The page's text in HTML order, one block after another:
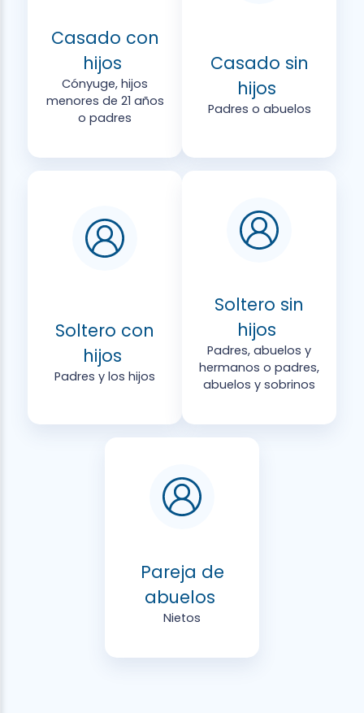
Casado con
hijos
Cónyuge, hijos
menores de 21 años
o padres
Casado sin
hijos
Padres o abuelos
Soltero con
hijos
Padres y los hijos
Soltero sin
hijos
Padres, abuelos y
hermanos o padres,
abuelos y sobrinos
Pareja de
abuelos
Nietos